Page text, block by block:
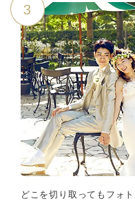
3
どこを切り取ってもフォ